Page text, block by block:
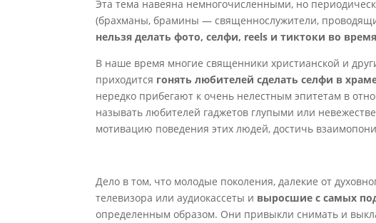
Эта тема навеяна немногочисленными, но
(брахманы, брамины — священнослужители,
нельзя делать фото, селфи, reels и тиктоки во
В наше время многие священники христианской и
приходится гонять любителей сделать селфи в
нередко прибегают к очень нелестным эпитетам в
называть любителей гаджетов глупыми или
мотивацию поведения этих людей, достичь
Дело в том, что молодые поколения, далекие от
телевизора или аудиокассеты и выросшие с самых
определенным образом. Они привыкли снимать и